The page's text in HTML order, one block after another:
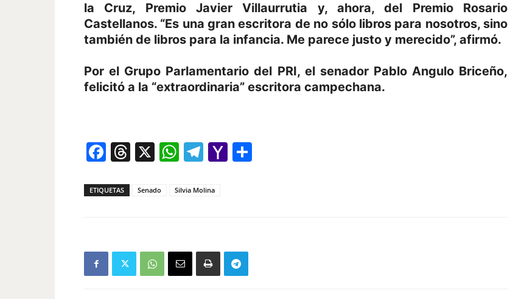
la Cruz, Premio Javier Villaurrutia y, ahora, del Premio Rosario
Castellanos. “Es una gran escritora de no sólo libros para nosotros, sino
también de libros para la infancia. Me parece justo y merecido”, afirmó.
Por el Grupo Parlamentario del PRI, el senador Pablo Angulo Briceño,
felicitó a la “extraordinaria” escritora campechana.
Facebook
Threads
X WhatsApp
Telegram
Yahoo
ETIQUETAS Senado Silvia Molina